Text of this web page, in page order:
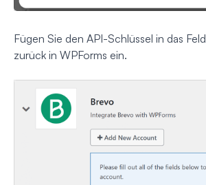
Fügen Sie den API-Schlüssel in das Feld
zurück in WPForms ein.